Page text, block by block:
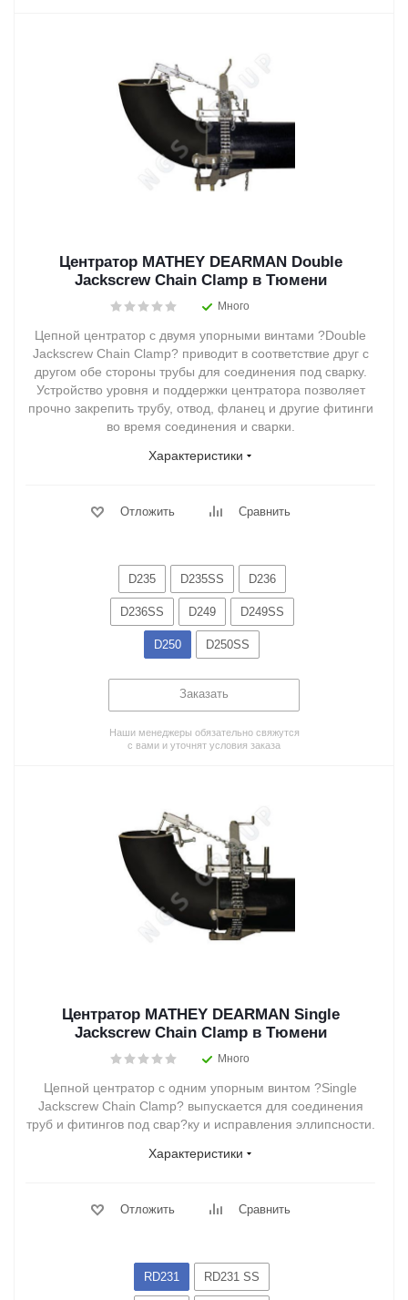
Центратор MATHEY DEARMAN Double
Jackscrew Chain Clamp в Тюмени
Много
Цепной центратор с двумя упорными винтами ?Double
Jackscrew Chain Clamp? приводит в соответствие друг с
другом обе стороны трубы для соединения под сварку.
Устройство уровня и поддержки центратора позволяет
прочно закрепить трубу, отвод, фланец и другие фитинги
во время соединения и сварки.
Характеристики
Отложить Сравнить
D235 D235SS D236
D236SS D249 D249SS
D250 D250SS
Заказать
Наши менеджеры обязательно свяжутся
с вами и уточнят условия заказа
Центратор MATHEY DEARMAN Single
Jackscrew Chain Clamp в Тюмени
Много
Цепной центратор с одним упорным винтом ?Single
Jackscrew Chain Clamp? выпускается для соединения
труб и фитингов под свар?ку и исправления эллипсности.
Характеристики
Отложить Сравнить
RD231 RD231 SS